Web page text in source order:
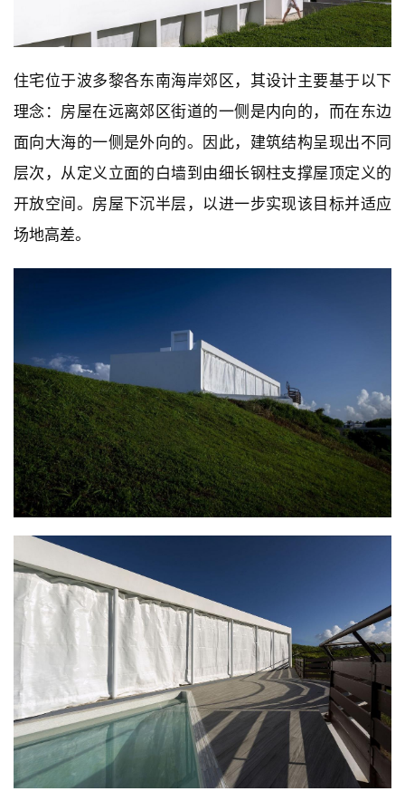
住宅位于波多黎各东南海岸郊区，其设计主要基于以下
理念：房屋在远离郊区街道的一侧是内向的，而在东边
面向大海的一侧是外向的。因此，建筑结构呈现出不同
层次，从定义立面的白墙到由细长钢柱支撑屋顶定义的
开放空间。房屋下沉半层，以进一步实现该目标并适应
场地高差。